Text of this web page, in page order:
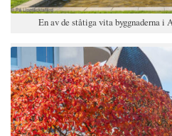
En av de ståtiga vita byggnaderna